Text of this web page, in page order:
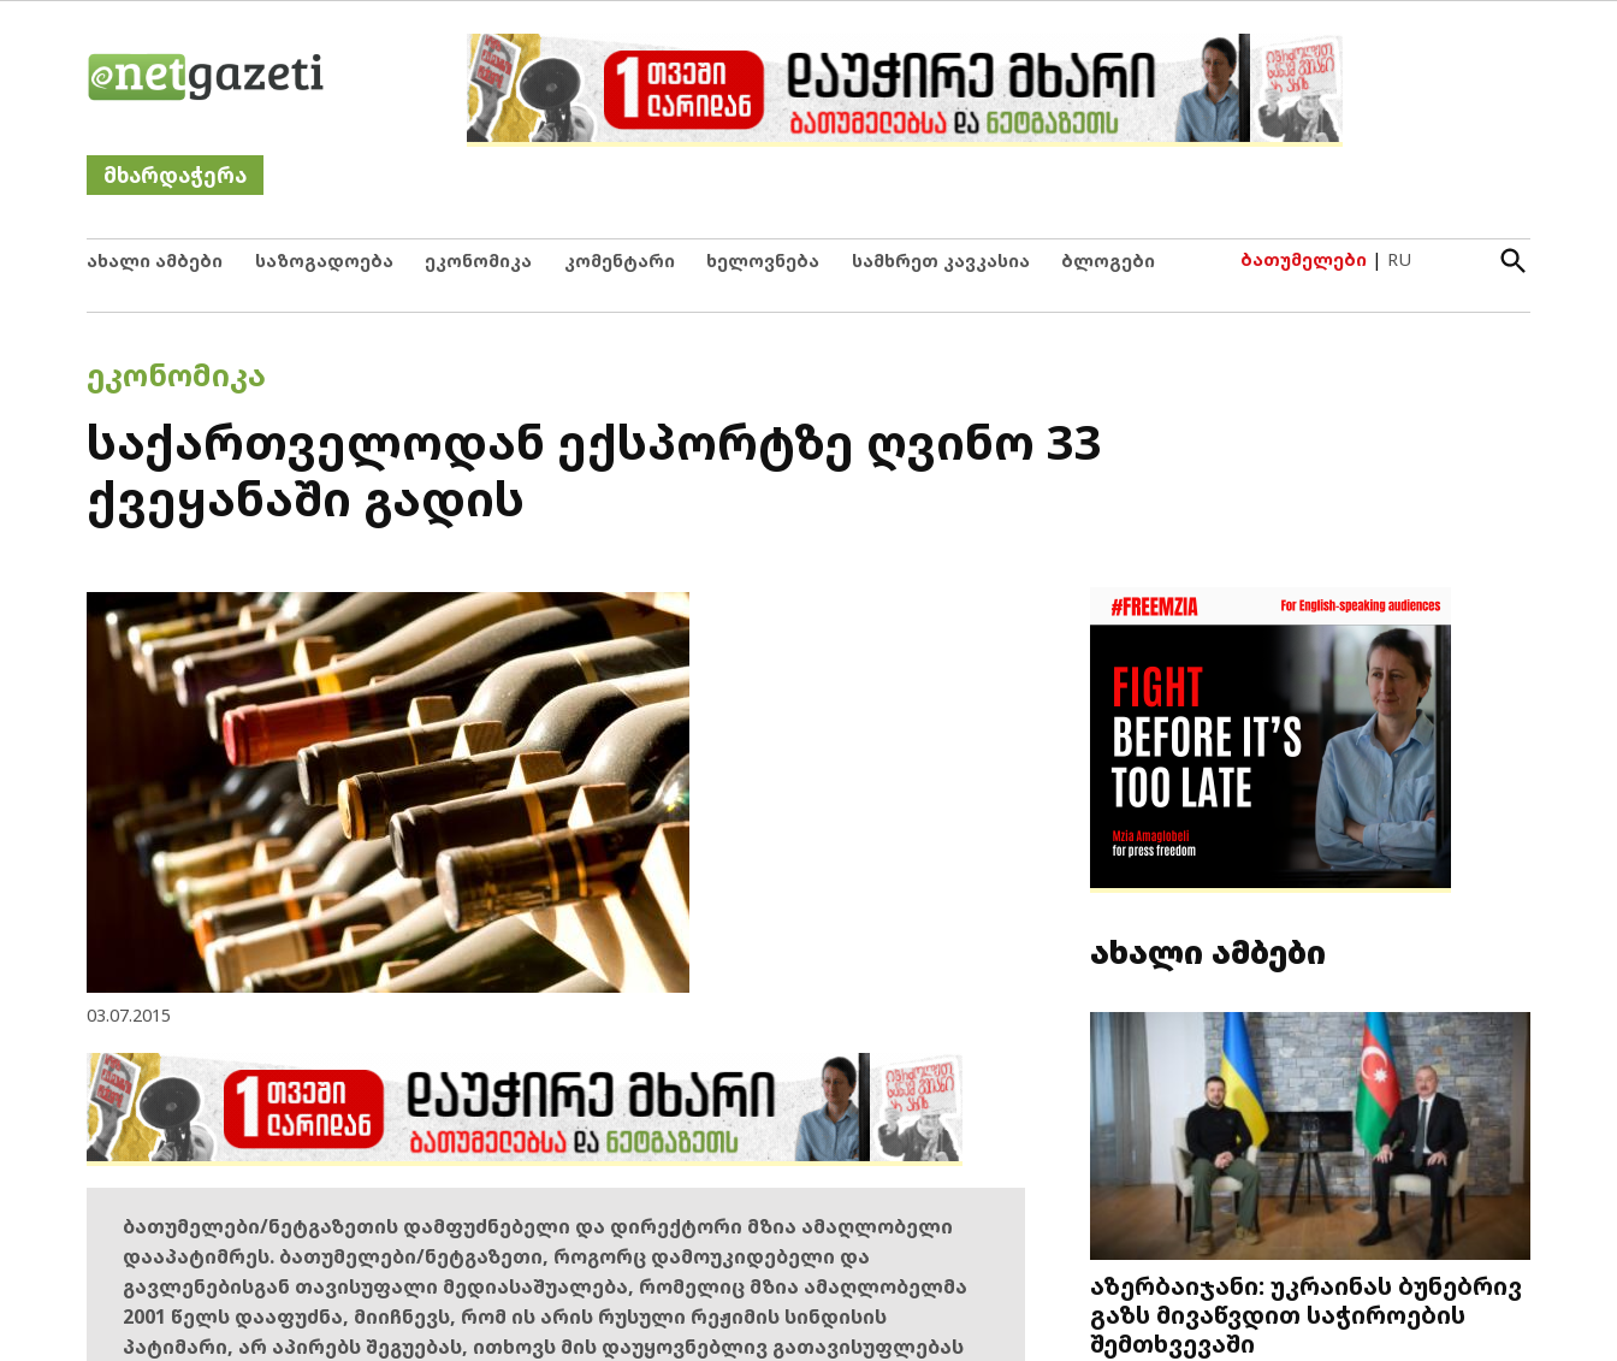
Netgazeti
მხარდაჭერა
ახალი ამბები საზოგადოება ეკონომიკა კომენტარი ხელოვნება სამხრეთ კავკასია ბლოგები ბათუმელები | RU
Open
Search
POSTED
ᲔᲙᲝᲜᲝᲛᲘᲙᲐ
საქართველოდან ექსპორტზე ღვინო 33
ქვეყანაში გადის
03.07.2015
ბათუმელები/ნეტგაზეთის დამფუძნებელი და დირექტორი მზია ამაღლობელი
დააპატიმრეს. ბათუმელები/ნეტგაზეთი, როგორც დამოუკიდებელი და
გავლენებისგან თავისუფალი მედიასაშუალება, რომელიც მზია ამაღლობელმა
2001 წელს დააფუძნა, მიიჩნევს, რომ ის არის რუსული რეჟიმის სინდისის
პატიმარი, არ აპირებს შეგუებას, ითხოვს მის დაუყოვნებლივ გათავისუფლებას
ახალი ამბები
აზერბაიჯანი: უკრაინას ბუნებრივ
გაზს მივაწვდით საჭიროების
შემთხვევაში